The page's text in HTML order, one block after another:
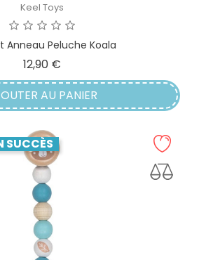
Keel Toys
Anneau Peluche Koala
12,90 €
AU PANIER
SUCCÈS